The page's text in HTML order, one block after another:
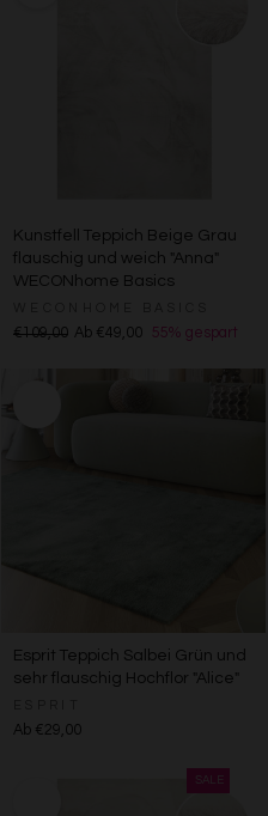
Kunstfell Teppich Beige Grau
flauschig und weich "Anna"
WECONhome Basics
€109,00 Ab €49,00 55% gespart
Esprit Teppich Salbei Grün und
sehr flauschig Hochflor "Alice"
Ab €29,00